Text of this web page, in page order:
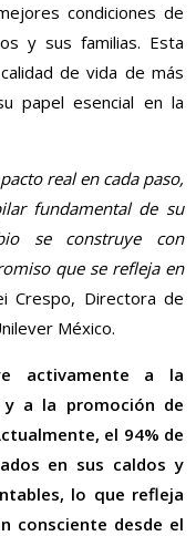
condiciones de
y sus familias. Esta
de vida de más
papel esencial en la
real en cada paso,
fundamental de su
se construye con
que se refleja en
Crespo, Directora de
México.
activamente a la
y a la promoción de
el 94% de
en sus caldos y
lo que refleja
consciente desde el